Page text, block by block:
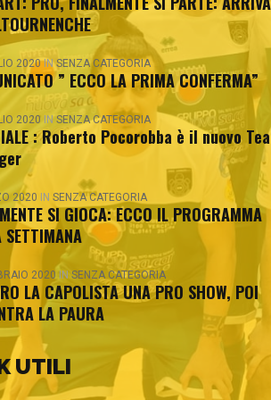
2020INSENZA CATEGORIA
” ECCO LA PRIMA CONFERMA”
2020 IN SENZA CATEGORIA
: Roberto Pocorobba è il nuovo
2020 IN SENZA CATEGORIA
SI GIOCA: ECCO IL PROGRAMMA
SETTIMANA
2020 IN SENZA CATEGORIA
LA CAPOLISTA UNA PRO SHOW, POI
LA PAURA
UTILI